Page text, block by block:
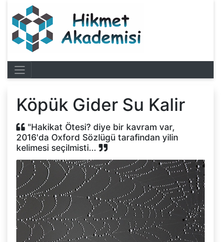
Köpük Gider Su Kalir
"Hakikat Ötesi? diye bir kavram var,
2016'da Oxford Sözlügü tarafindan yilin
kelimesi seçilmisti...